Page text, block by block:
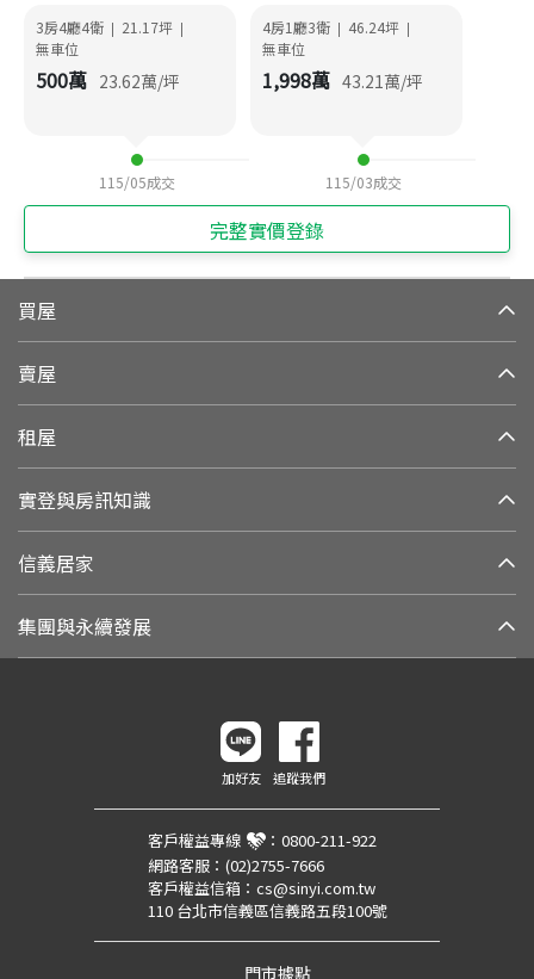
3房4廳4衛 | 21.17坪 |
無車位
500萬 23.62萬/坪
115/05成交
4房1廳3衛 | 46.24坪 |
無車位
1,998萬 43.21萬/坪
115/03成交
完整實價登錄
買屋
賣屋
租屋
實登與房訊知識
信義居家
集團與永續發展
加好友 追蹤我們
客戶權益專線 ： 0800-211-922
網路客服： (02)2755-7666
客戶權益信箱： cs@sinyi.com.tw
110 台北市信義區信義路五段100號
門市據點